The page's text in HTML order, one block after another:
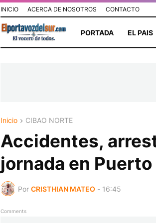
INICIO ACERCA DE NOSOTROS CONTACTO
PORTADA EL PAIS
Inicio CIBAO NORTE
Accidentes,
jornada en Puerto
Por CRISTHIAN MATEO - 16:45
Comments